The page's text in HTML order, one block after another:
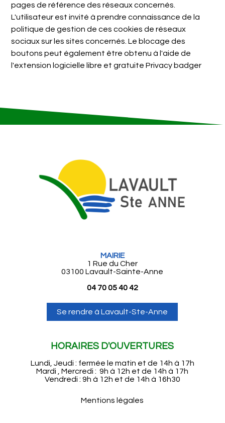
pages de référence des réseaux concernés.
L'utilisateur est invité à prendre connaissance de la
politique de gestion de ces cookies de réseaux
sociaux sur les sites concernés. Le blocage des
boutons peut également être obtenu à l'aide de
l'extension logicielle libre et gratuitePrivacy badger
MAIRIE
1 Rue du Cher
03100 Lavault-Sainte-Anne
04 70 05 40 42
Se rendre à Lavault-Ste-Anne
HORAIRES D'OUVERTURES
Lundi, Jeudi : fermée le matin et de 14h à 17h
Mardi , Mercredi : 9h à 12h et de 14h à 17h
Vendredi : 9h à 12h et de 14h à 16h30
Mentions légales